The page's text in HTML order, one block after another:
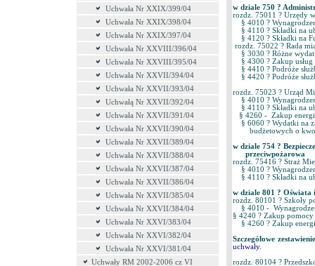
Uchwała Nr XXIX/399/04
Uchwała Nr XXIX/398/04
Uchwała Nr XXIX/397/04
Uchwała Nr XXVIII/396/04
Uchwała Nr XXVIII/395/04
Uchwała Nr XXVII/394/04
Uchwała Nr XXVII/393/04
Uchwałą Nr XXVII/392/04
Uchwała Nr XXVII/391/04
Uchwała Nr XXVII/390/04
Uchwała Nr XXVII/389/04
Uchwała Nr XXVII/388/04
Uchwała Nr XXVII/387/04
Uchwała Nr XXVII/386/04
Uchwała Nr XXVII/385/04
Uchwała Nr XXVII/384/04
Uchwała Nr XXVI/383/04
Uchwała Nr XXVI/382/04
Uchwała Nr XXVI/381/04
Uchwały RM 2002-2006 cz VI
w dziale 750 ?
rozdz. 75011 ?
§ 4010 ?
§ 4110 ? Składki na
§ 4120 ? Składki na
rozdz. 75022 ?
§ 3030 ? Różne
§ 4300 ? Zakup
§ 4410 ? Podróże
§ 4420 ? Podróże
rozdz. 75023 ? Urząd
§ 4010 ?
§ 4110 ? Składki na
§ 4260 - Zakup
§ 6060 ? Wydatki na
budżetowych o
w dziale 754 ?
przeciwpożarowa
rozdz. 75416 ? Straż
§ 4010 ?
§ 4110 ? Składki na
w dziale 801 ?
rozdz. 80101 ?
§ 4010 -
§ 4240 ? Zakup
§ 4260 ? Zakup
Szczegółowe
uchwały.
rozdz. 80104 ?